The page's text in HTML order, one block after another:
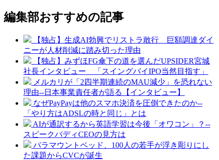
編集部おすすめの記事
【独占】生成AI勃興でリストラ敢行 巨額調達ダイ
ニーが人材削減に踏み切った理由
【独占】みずほFG傘下の道を選んだUPSIDER宮城
社長インタビュー 「スイングバイIPO当然目指す」
メルカリが「2四半期連続のMAU減少」を恐れない
理由--日本事業責任者が語る【インタビュー】
なぜPayPayは他のスマホ決済を圧倒できたのか--
「やり方はADSLの時と同じ」とは
AIが通訳するから英語学習は今後「オワコン」？--
スピークバディCEOの見方は
パラマウントベッド、100人の若手が浮き彫りにし
た課題からCVCが誕生